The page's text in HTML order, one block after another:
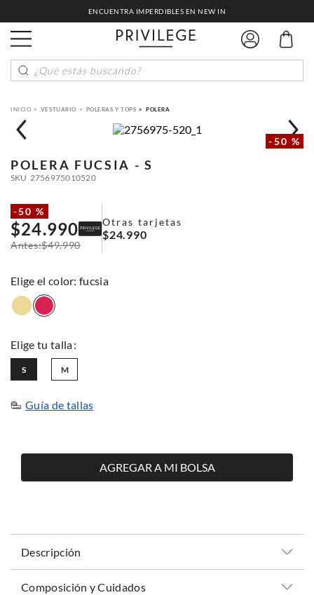
ENCUENTRA IMPERDIBLES EN NEW IN
¿Qué estás buscando?
VESTUARIO POLERAS Y TOPS POLERA
-50 %
POLERA FUCSIA - S
SKU 2756975010520
-50 %
$24.990
$49.990
Otras tarjetas
$24.990
: fucsia
M
S
Guía de tallas
AGREGAR A MI BOLSA
Descripción
Composición y Cuidados